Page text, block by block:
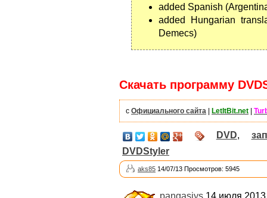
added Spanish
added Hungarian
Demecs)
Скачать программу
с Официального сайта LetItBit.net
DVD,
DVDStyler
aks85 14/07/13 Просмотров: 5945
pangasiys 14 июля